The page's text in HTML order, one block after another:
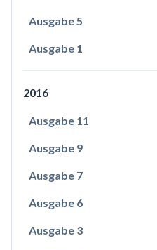
Ausgabe 5
Ausgabe 1
2016
Ausgabe 11
Ausgabe 9
Ausgabe 7
Ausgabe 6
Ausgabe 3